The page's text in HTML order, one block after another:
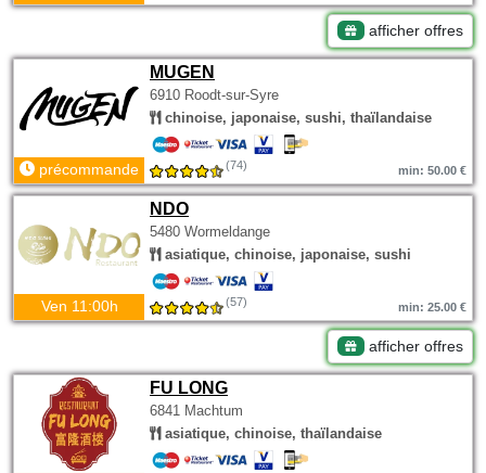
afficher offres
MUGEN
6910 Roodt-sur-Syre
chinoise, japonaise, sushi, thaïlandaise
précommande (74) min: 50.00 €
NDO
5480 Wormeldange
asiatique, chinoise, japonaise, sushi
Ven 11:00h (57) min: 25.00 €
afficher offres
FU LONG
6841 Machtum
asiatique, chinoise, thaïlandaise